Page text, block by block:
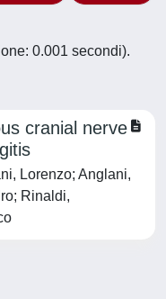
0.001 secondi).
cranial nerve
Lorenzo; Anglani,
Rinaldi,